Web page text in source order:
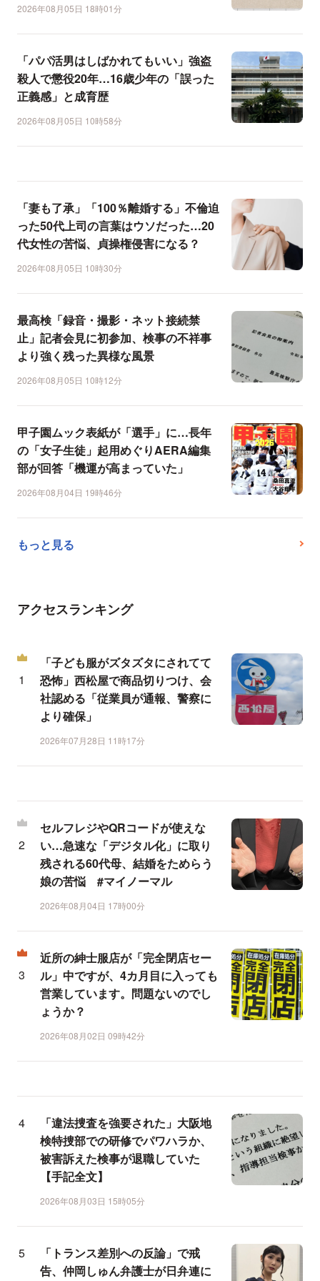
2026年08月05日 18時01分
「パパ活男はしばかれてもいい」強盗
殺人で懲役20年…16歳少年の「誤った
正義感」と成育歴
2026年08月05日 10時58分
「妻も了承」「100％離婚する」不倫迫
った50代上司の言葉はウソだった…20
代女性の苦悩、貞操権侵害になる？
2026年08月05日 10時30分
最高検「録音・撮影・ネット接続禁
止」記者会見に初参加、検事の不祥事
より強く残った異様な風景
2026年08月05日 10時12分
甲子園ムック表紙が「選手」に…長年
の「女子生徒」起用めぐりAERA編集
部が回答「機運が高まっていた」
2026年08月04日 19時46分
もっと見る
アクセスランキング
「子ども服がズタズタにされてて
恐怖」西松屋で商品切りつけ、会
社認める「従業員が通報、警察に
より確保」
2026年07月28日 11時17分
セルフレジやQRコードが使えな
い…急速な「デジタル化」に取り
残される60代母、結婚をためらう
娘の苦悩 #マイノーマル
2026年08月04日 17時00分
近所の紳士服店が「完全閉店セー
ル」中ですが、4カ月目に入っても
営業しています。問題ないのでし
ょうか？
2026年08月02日 09時42分
「違法捜査を強要された」大阪地
検特捜部での研修でパワハラか、
被害訴えた検事が退職していた
【手記全文】
2026年08月03日 15時05分
「トランス差別への反論」で戒
告、仲岡しゅん弁護士が日弁連に